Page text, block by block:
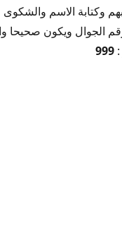
وكتابة الاسم والشكوى
الجوال ويكون صحيحا
999